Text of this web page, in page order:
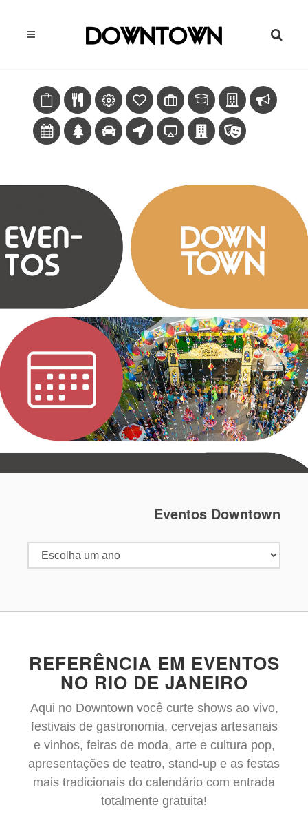
Eventos Downtown
REFERÊNCIA EM EVENTOS
NO RIO DE JANEIRO
Aqui no Downtown você curte shows ao vivo,
festivais de gastronomia, cervejas artesanais
e vinhos, feiras de moda, arte e cultura pop,
apresentações de teatro, stand-up e as festas
mais tradicionais do calendário com entrada
totalmente gratuita!